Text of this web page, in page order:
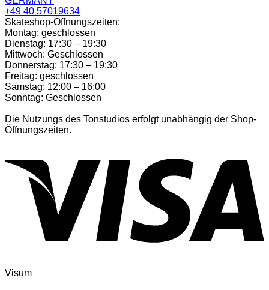
+49 40 57019634
Skateshop-Öffnungszeiten:
Montag: geschlossen
Dienstag: 17:30 – 19:30
Mittwoch: Geschlossen
Donnerstag: 17:30 – 19:30
Freitag: geschlossen
Samstag: 12:00 – 16:00
Sonntag: Geschlossen
Die Nutzungs des Tonstudios erfolgt unabhängig der Shop-
Öffnungszeiten.
Visum